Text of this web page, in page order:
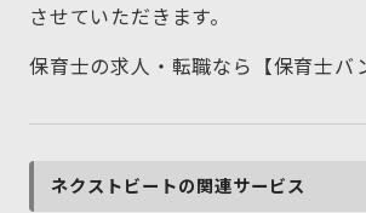
させていただきます。
保育士の求人・転職なら【保育士バ
ネクストビートの関連サービス